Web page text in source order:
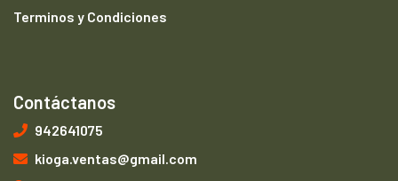
Terminos y Condiciones
Contáctanos
942641075
kioga.ventas@gmail.com